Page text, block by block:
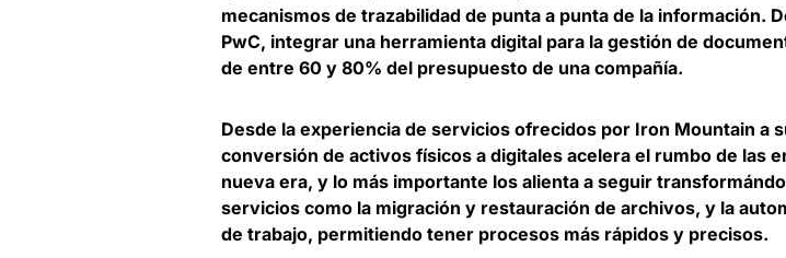
mecanismos de trazabilidad de punta a punta de la información.
PwC, integrar una herramienta digital para la gestión de
de entre 60 y 80% del presupuesto de una compañía.
Desde la experiencia de servicios ofrecidos por Iron Mountain a
conversión de activos físicos a digitales acelera el rumbo de las
nueva era, y lo más importante los alienta a seguir
servicios como la migración y restauración de archivos, y la
de trabajo, permitiendo tener procesos más rápidos y precisos.